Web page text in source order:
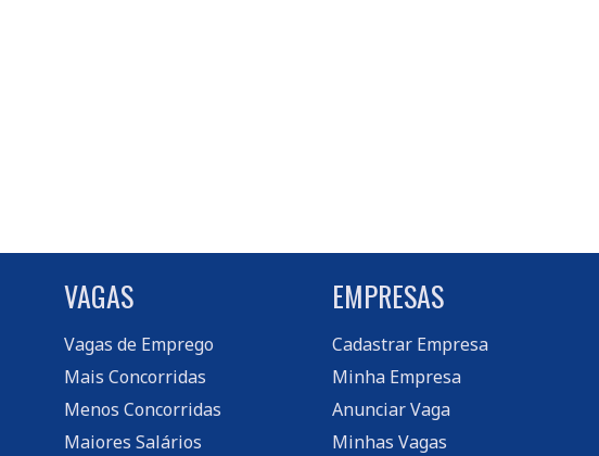
VAGAS
Vagas de Emprego
Mais Concorridas
Menos Concorridas
Maiores Salários
EMPRESAS
Cadastrar Empresa
Minha Empresa
Anunciar Vaga
Minhas Vagas